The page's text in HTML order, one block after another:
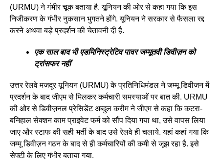
(URMU) ने गंभीर चूक बताया है. यूनियन की ओर से कहा गया कि इस
निजीकरण के गंभीर नुकसान भुगतने होंगे. यूनियन ने सरकार से फैसला रद्द
करने अथवा बड़े प्रदर्शन की चेतावनी दी है.
एक साल बाद भी एडमिनिस्ट्रेटिव पावर जम्मूतवी डिवीज़न को
ट्रांसफर नहीं
उत्तर रेलवे मजदूर यूनियन (URMU) के प्रतिनिधिमंडल ने जम्मू डिवीजन में
प्रदर्शन के बाद जीएम से मिलकर कर्मचारी समस्याओं पर बात की. URMU
की ओर से डिवीज़नल प्रेसिडेंट अब्दुल करीम ने जीएम से कहा कि कटरा-
बनिहाल सेक्शन काम प्राइवेट फर्म को सौंप दिया गया था, उसे वापस लिया
जाए और स्टाफ की सही भर्ती के बाद उसे रेलवे ही चलाये. यहां कहां गया कि
जम्मू डिवीज़न गठन के बाद से ही कर्मचारियों की कमी से जूझ रहा है. इसे
सेफ्टी के लिए गंभीर बताया गया.